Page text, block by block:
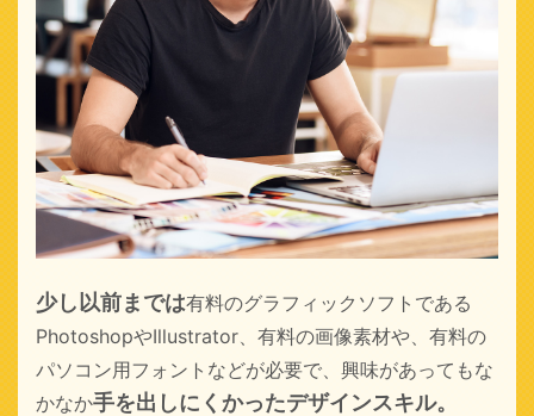
少し以前までは有料のグラフィックソフトである
PhotoshopやIllustrator、有料の画像素材や、有料の
パソコン用フォントなどが必要で、興味があってもな
かなか手を出しにくかったデザインスキル。